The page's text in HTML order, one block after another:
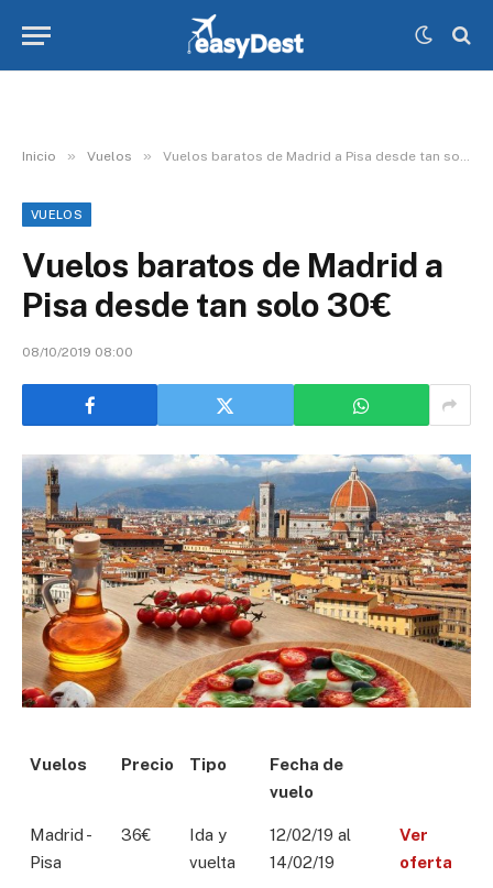
Inicio » Vuelos » Vuelos baratos de Madrid a Pisa desde tan solo 30€
VUELOS
Vuelos baratos de Madrid a
Pisa desde tan solo 30€
08/10/2019 08:00
Vuelos Precio Tipo
Fecha de
vuelo
Madrid -
Pisa
36€
Ida y
vuelta
12/02/19 al
14/02/19
Ver
oferta